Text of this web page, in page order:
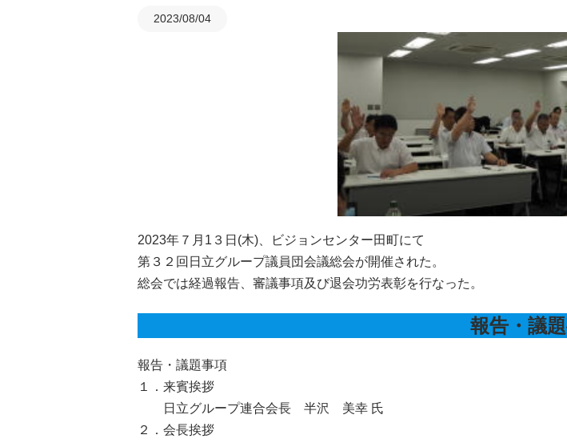
2023/08/04
2023年７月1３日(木)、ビジョンセンター田町にて
第３２回日立グループ議員団会議総会が開催された。
総会では経過報告、審議事項及び退会功労表彰を行なった。
報告・議
報告・議題事項
１．来賓挨拶
日立グループ連合会長 半沢 美幸 氏
２．会長挨拶